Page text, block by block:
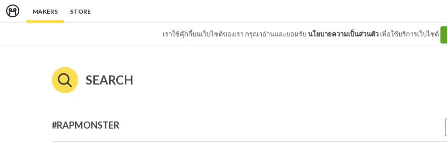
MAKERS STORE
เราใช้คุ๊กกี้บนเว็บไซต์ของเรา กรุณาอ่านและยอมรับนโยบายความเป็นส่วนตัว เพื่อใช้บริการเว็บไซต์
SEARCH
#RAPMONSTER